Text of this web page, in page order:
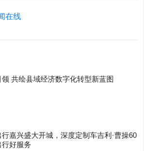
在线
领 共绘县域经济数字化转型新蓝图
行嘉兴盛大开城，深度定制车吉利·曹操60
行好服务